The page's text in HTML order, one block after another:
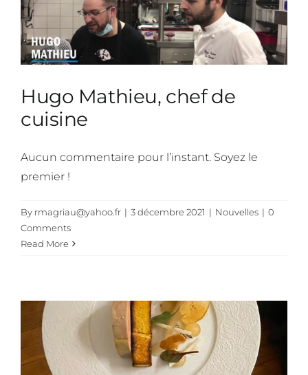
Hugo Mathieu, chef de
cuisine
Aucun commentaire pour l’instant. Soyez le
premier !
By rmagriau@yahoo.fr | 3 décembre 2021 | Nouvelles | 0
Comments
Read More